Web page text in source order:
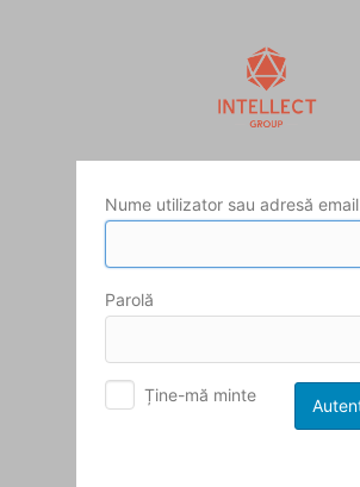
Nume utilizator sau adresă email
Parolă
Ține-mă minte